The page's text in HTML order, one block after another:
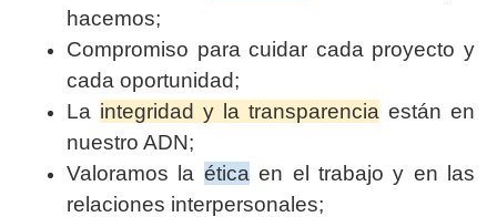
hacemos;
Compromiso para cuidar cada proyecto y
cada oportunidad;
La integridad y la transparencia están en
nuestro ADN;
Valoramos la ética en el trabajo y en las
relaciones interpersonales;